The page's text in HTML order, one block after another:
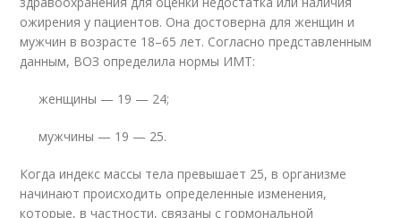
ожирения у пациентов. Она достоверна для женщин и
мужчин в возрасте 18–65 лет. Согласно представленным
данным, ВОЗ определила нормы ИМТ:
женщины — 19 — 24;
мужчины — 19 — 25.
Когда индекс массы тела превышает 25, в организме
начинают происходить определенные изменения,
которые, в частности, связаны с гормональной